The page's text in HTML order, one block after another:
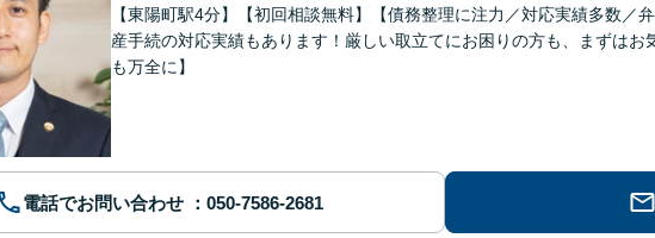
【東陽町駅4分】【初回相談無料】【債務整理に注力／対応実績多数／
産手続の対応実績もあります！厳しい取立てにお困りの方も、まずは
も万全に】
電話でお問い合わせ